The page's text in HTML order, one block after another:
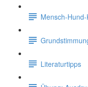
Mensch-
Literaturtipps